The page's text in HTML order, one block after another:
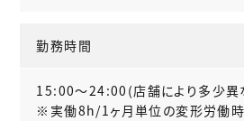
勤務時間
15:00～24:00(店舗により多少異
※実働8h/1ヶ月単位の変形労働